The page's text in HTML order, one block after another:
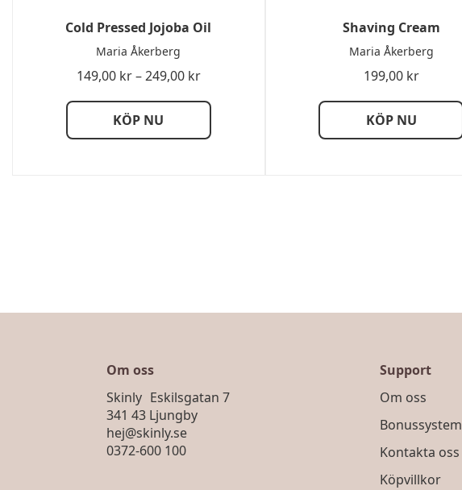
Cold Pressed Jojoba Oil
Maria Åkerberg
149,00 kr–249,00 krPrisintervall:
till
KÖP NU
Shaving Cream
Maria Åkerberg
199,00 kr
KÖP NU
Om oss
Skinly Eskilsgatan 7
341 43 Ljungby
hej@skinly.se
0372-600 100
Support
Om oss
Bonussystem
Kontakta oss
Köpvillkor